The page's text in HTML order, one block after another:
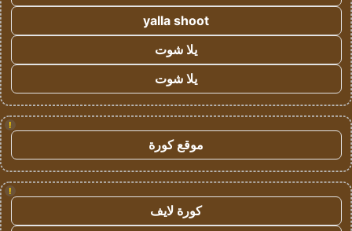
yalla shoot
يلا شوت
يلا شوت
!
موقع كورة
!
كورة لايف